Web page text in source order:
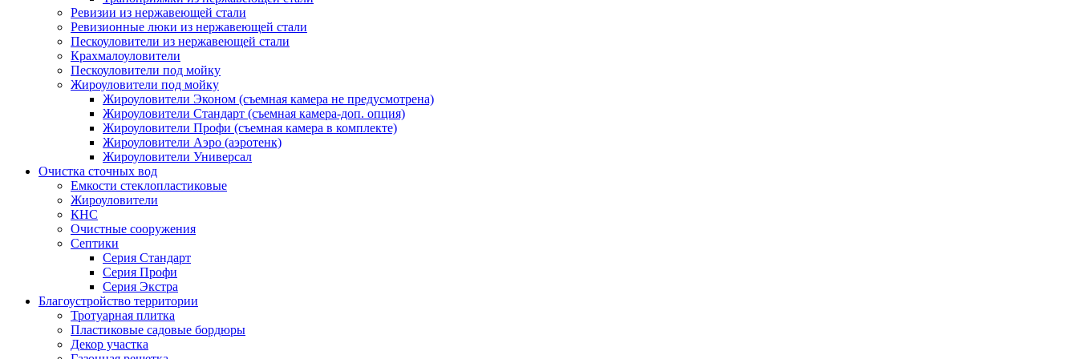
Ревизии из нержавеющей стали
Ревизионные люки из нержавеющей стали
Пескоуловители из нержавеющей стали
Крахмалоуловители
Пескоуловители под мойку
Жироуловители под мойку
Жироуловители Эконом (съемная камера не предусмотрена)
Жироуловители Стандарт (съемная камера-доп. опция)
Жироуловители Профи (съемная камера в комплекте)
Жироуловители Аэро (аэротенк)
Жироуловители Универсал
Очистка сточных вод
Емкости стеклопластиковые
Жироуловители
КНС
Очистные сооружения
Септики
Серия Стандарт
Серия Профи
Серия Экстра
Благоустройство территории
Тротуарная плитка
Пластиковые садовые бордюры
Декор участка